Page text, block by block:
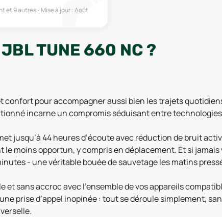
et 9 autres Mise à jour :Août
TUNE 660 NC ?
confort pour accompagner aussi bien les trajets
incarne un compromis séduisant entre
jusqu’à 44 heures d’écoute avec réduction de bruit
le moins opportun, y compris en déplacement. Et si
- une véritable bouée de sauvetage les matins
sans accroc avec l’ensemble de vos appareils
prise d’appel inopinée : tout se déroule simplement,